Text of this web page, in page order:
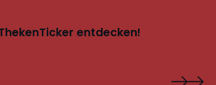
entdecken!